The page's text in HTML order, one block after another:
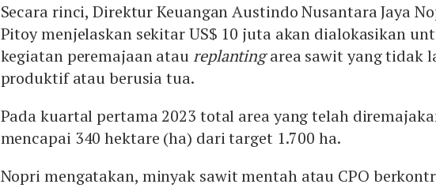
Secara rinci, Direktur Keuangan Austindo Nusantara Jaya
Pitoy menjelaskan sekitar US$ 10 juta akan dialokasikan
kegiatan peremajaan ataureplantingarea sawit yang tidak
produktif atau berusia tua.
Pada kuartal pertama 2023 total area yang telah
mencapai 340 hektare (ha) dari target 1.700 ha.
Nopri mengatakan, minyak sawit mentah atau CPO